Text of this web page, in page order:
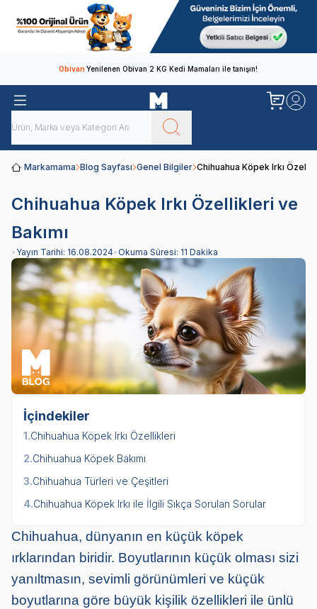
ObivanYenilenen Obivan 2 KG Kedi Mamaları ile tanışın!
Markamama Blog Sayfası Genel Bilgiler Chihuahua Köpek Irkı
Chihuahua Köpek Irkı Özellikleri ve
Bakımı
• Yayın Tarihi: 16.08.2024•Okuma Süresi: 11 Dakika
İçindekiler
1.Chihuahua Köpek Irkı Özellikleri
2.Chihuahua Köpek Bakımı
3.Chihuahua Türleri ve Çeşitleri
4.Chihuahua Köpek Irkı ile İlgili Sıkça Sorulan Sorular
Chihuahua, dünyanın en küçük köpek
ırklarından biridir. Boyutlarının küçük olması sizi
yanıltmasın, sevimli görünümleri ve küçük
boyutlarına göre büyük kişilik özellikleri ile ünlü